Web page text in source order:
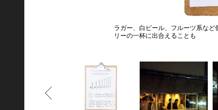
ラガー、白ビール、フルーツ系な
リーの一杯に出合えることも